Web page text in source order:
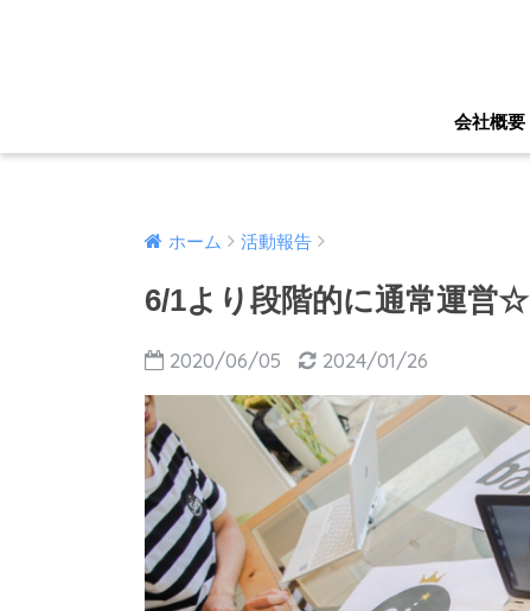
会社概要
ホーム 活動報告
6/1より段階的に通常運営☆
2020/06/05 2024/01/26